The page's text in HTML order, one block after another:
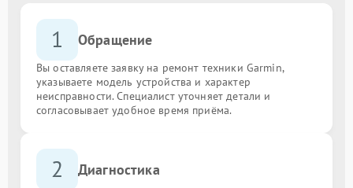
1 Обращение
Вы оставляете заявку на ремонт техники Garmin,
указываете модель устройства и характер
неисправности. Специалист уточняет детали и
согласовывает удобное время приёма.
2 Диагностика